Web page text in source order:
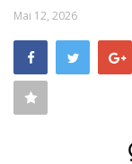
COLUNISTA
QUEM SOMOS
Mai 12, 2026